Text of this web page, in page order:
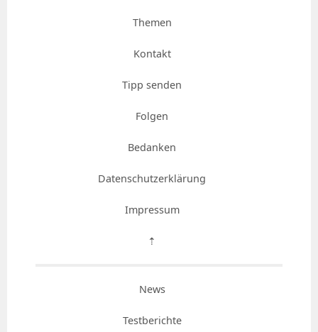
Themen
Kontakt
Tipp senden
Folgen
Bedanken
Datenschutzerklärung
Impressum
⇡
News
Testberichte